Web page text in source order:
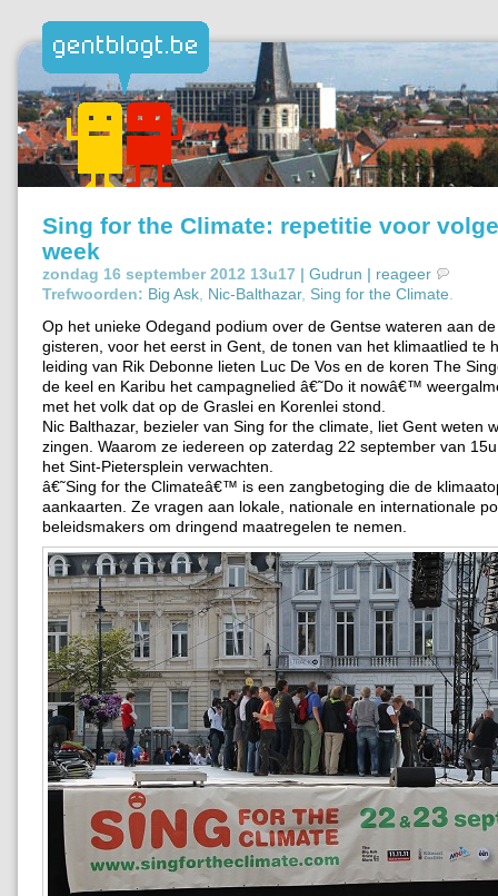
Sing for the Climate: repetitie voor
week
zondag 16 september 2012 13u17 | Gudrun | reageer
Trefwoorden: Big Ask Nic-Balthazar, Sing for the Climate
Op het unieke Odegand podium over de Gentse wateren aan
gisteren, voor het eerst in Gent, de tonen van het klimaatlied te
leiding van Rik Debonne lieten Luc De Vos en de koren The
de keel en Karibu het campagnelied â€˜Do it nowâ€™
met het volk dat op de Graslei en Korenlei stond.
Nic Balthazar, bezieler van Sing for the climate, liet Gent weten
zingen. Waarom ze iedereen op zaterdag 22 september van
het Sint-Pietersplein verwachten.
â€˜Sing for the Climateâ€™ is een zangbetoging die de
aankaarten. Ze vragen aan lokale, nationale en internationale
beleidsmakers om dringend maatregelen te nemen.